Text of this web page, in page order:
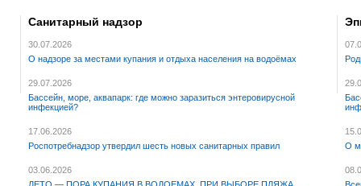
Санитарный надзор
30.07.2026
О надзоре за местами купания и отдыха населения на водоёмах
29.07.2026
Бассейн, море, аквапарк: где можно заразиться энтеровирусной
инфекцией?
17.06.2026
Роспотребнадзор утвердил шесть новых санитарных правил
03.06.2026
О